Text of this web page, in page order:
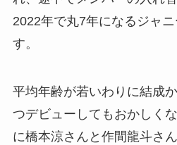
2022年で丸7年になるジャ
す。
平均年齢が若いわりに結成
つデビューしてもおかしく
に橋本涼さんと作間龍斗さ